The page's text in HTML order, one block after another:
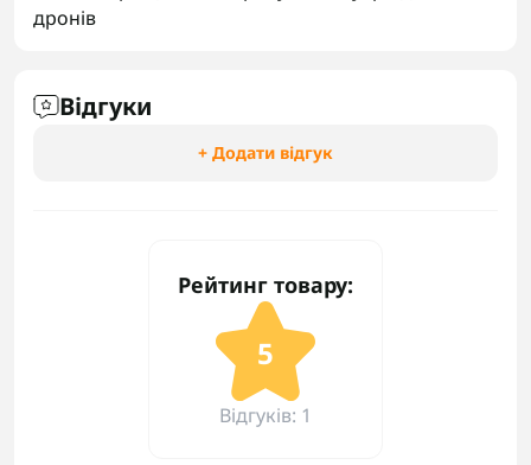
дронів
Відгуки
+ Додати відгук
Рейтинг товару:
5
Відгуків: 1